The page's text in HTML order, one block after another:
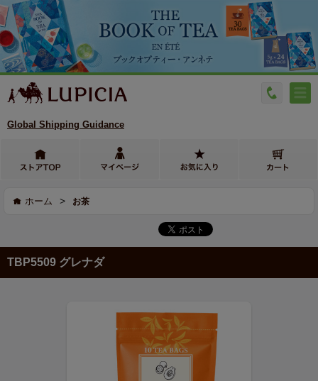
Global Shipping Guidance
ホーム > お茶
TBP5509 グレナダ